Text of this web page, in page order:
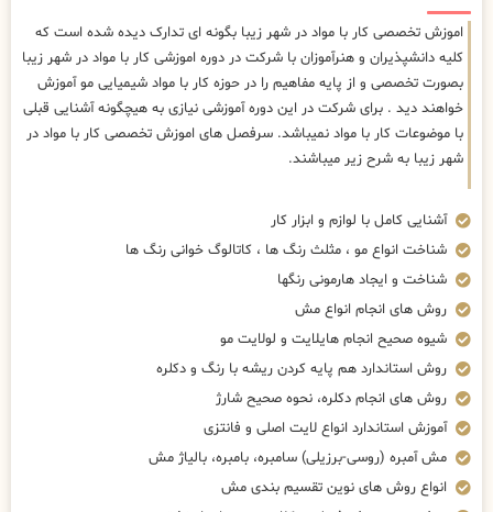
اموزش تخصصی کار با مواد در شهر زیبا بگونه ای تدارک دیده شده است که
کلیه دانشپذیران و هنرآموزان با شرکت در دوره اموزشی کار با مواد در شهر زیبا
بصورت تخصصی و از پایه مفاهیم را در حوزه کار با مواد شیمیایی مو آموزش
خواهند دید . برای شرکت در این دوره آموزشی نیازی به هیچگونه آشنایی قبلی
با موضوعات کار با مواد نمیباشد. سرفصل های اموزش تخصصی کار با مواد در
شهر زیبا به شرح زیر میباشند.
آشنایی کامل با لوازم و ابزار کار
شناخت انواع مو ، مثلث رنگ ها ، کاتالوگ خوانی رنگ ها
شناخت و ایجاد هارمونی رنگها
روش های انجام انواع مش
شیوه صحیح انجام هایلایت و لولایت مو
روش استاندارد هم پایه کردن ریشه با رنگ و دکلره
روش های انجام دکلره، نحوه صحیح شارژ
آموزش استاندارد انواع لایت اصلی و فانتزی
مش آمبره (روسی-برزیلی) سامبره، بامبره، بالیاژ مش
انواع روش های نوین تقسیم بندی مش